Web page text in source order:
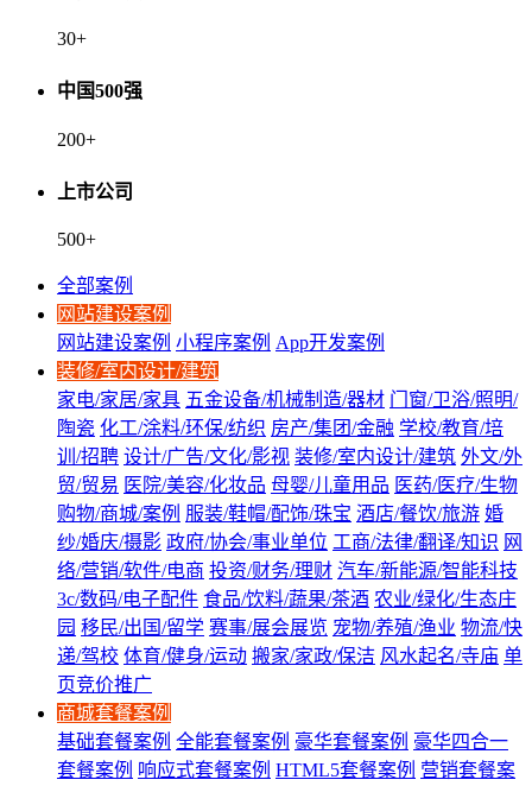
30+
中国500强
200+
上市公司
500+
全部案例
网站建设案例
网站建设案例 小程序案例 App开发案例
装修/室内设计/建筑
家电/家居/家具 五金设备/机械制造/器材 门窗/卫浴/照明/
陶瓷 化工/涂料/环保/纺织 房产/集团/金融 学校/教育/培
训/招聘 设计/广告/文化/影视 装修/室内设计/建筑 外文/外
贸/贸易 医院/美容/化妆品 母婴/儿童用品 医药/医疗/生物
购物/商城/案例 服装/鞋帽/配饰/珠宝 酒店/餐饮/旅游 婚
纱/婚庆/摄影 政府/协会/事业单位 工商/法律/翻译/知识 网
络/营销/软件/电商 投资/财务/理财 汽车/新能源/智能科技
3c/数码/电子配件 食品/饮料/蔬果/茶酒 农业/绿化/生态庄
园 移民/出国/留学 赛事/展会展览 宠物/养殖/渔业 物流/快
递/驾校 体育/健身/运动 搬家/家政/保洁 风水起名/寺庙 单
页竞价推广
商城套餐案例
基础套餐案例 全能套餐案例 豪华套餐案例 豪华四合一
套餐案例 响应式套餐案例 HTML5套餐案例 营销套餐案